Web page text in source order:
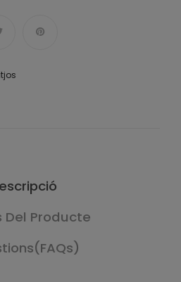
Del Producte